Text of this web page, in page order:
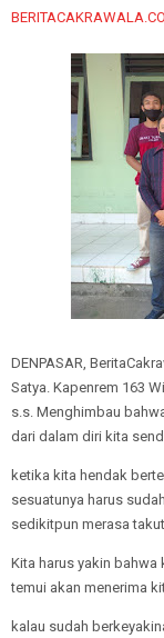
DENPASAR,
Satya. Kapenrem 163
s.s. Menghimbau
dari dalam diri kita
ketika kita hendak
sesuatunya harus
sedikitpun merasa
Kita harus yakin
temui akan menerima
kalau sudah